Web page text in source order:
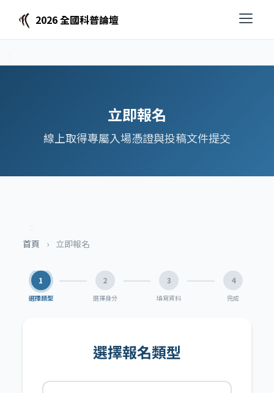
2026 全國科普論壇
立即報名
線上取得專屬入場憑證與投稿文件提交
首頁
› 立即報名
1
選擇類型
2
選擇身分
3
填寫資料
4
完成
選擇報名類型